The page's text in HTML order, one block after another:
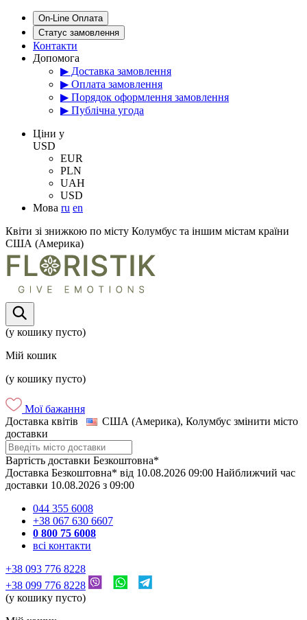
On-Line Оплата
Статус замовлення
Контакти
Допомога
▶ Доставка замовлення
▶ Оплата замовлення
▶ Порядок оформлення замовлення
▶ Публічна угода
Цiни у
USD
EUR
PLN
UAH
USD
Мова ru en
Квіти зі знижкою по місту Колумбус та іншим містам країни
США (Америка)
(у кошику пусто)
Мій кошик
(у кошику пусто)
Мої бажання
Доставка квітів
США (Америка), Колумбус змінити місто
доставки
Вартість доставки Безкоштовна*
Доставка Безкоштовна* від 10.08.2026 09:00 Найближчий час
доставки 10.08.2026 з 09:00
044 355 6008
+38 067 630 6607
0 800 75 6008
всі контакти
+38 093 776 8228
+38 099 776 8228
(у кошику пусто)